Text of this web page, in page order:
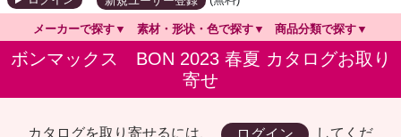
メーカーで探す 素材・形状・色で探す 商品分類で探す
ボンマックス BON 2023 春夏 カタログお取り
寄せ
カタログを取り寄せるには、 ログイン
してくだ